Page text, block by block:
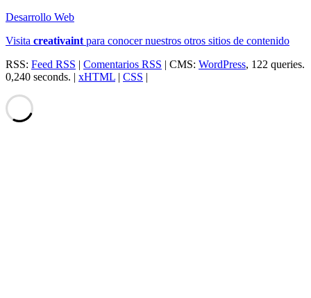
Desarrollo Web
Visita creativaint para conocer nuestros otros sitios de contenido
RSS: Feed RSS | Comentarios RSS | CMS: WordPress, 122 queries.
0,240 seconds. | xHTML | CSS |